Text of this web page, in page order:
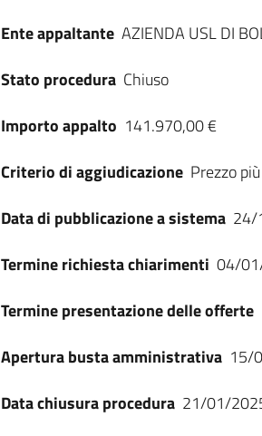
Ente appaltante AZIENDA USL DI
Stato procedura Chiuso
Importo appalto 141.970,00 €
Criterio di aggiudicazione Prezzo
Data di pubblicazione a sistema 24/
Termine richiesta chiarimenti 04/
Termine presentazione delle offerte
Apertura busta amministrativa 15/
Data chiusura procedura 21/01/